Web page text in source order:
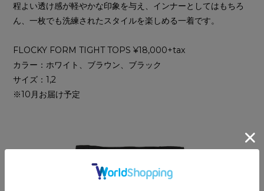
程よい透け感が軽やかな印象を与え、インナーとしてはもちろ
ん、一枚でも洗練されたスタイルを楽しめる一着です。
FLOCKY FORM TIGHT TOPS ¥18,000+tax
カラー：ホワイト、ブラウン、ブラック
サイズ：1,2
※10月お届け予定